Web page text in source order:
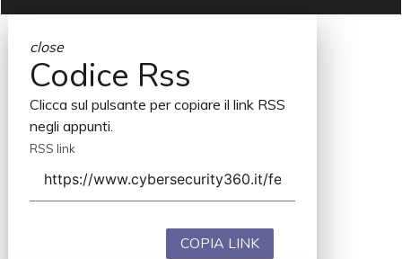
close
Codice Rss
Clicca sul pulsante per copiare il link RSS
negli appunti.
RSS link
COPIA LINK